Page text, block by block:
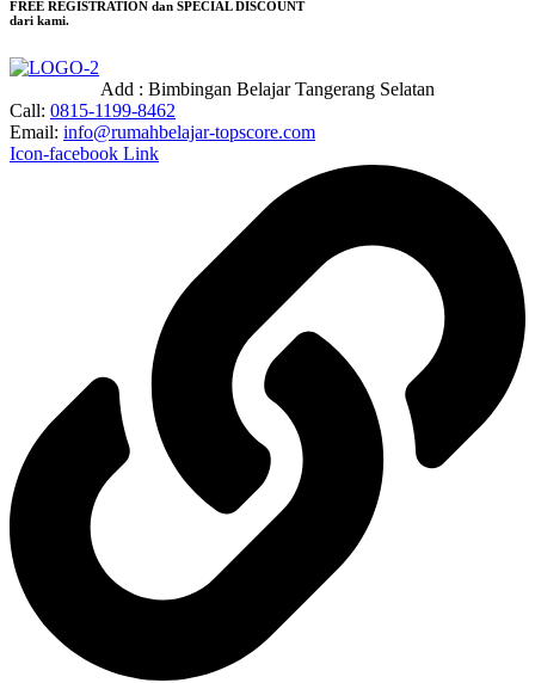
FREE REGISTRATION dan SPECIAL DISCOUNT
dari kami.
Add : Bimbingan BelajarTangerang Selatan
Call: 0815-1199-8462
Email: info@rumahbelajar-topscore.com
Icon-facebook Link